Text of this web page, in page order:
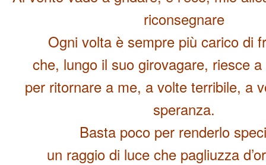
riconsegnare
Ogni volta è sempre più carico di
che, lungo il suo girovagare, riesce
per ritornare a me, a volte terribile, a
speranza.
Basta poco per renderlo
un raggio di luce che pagliuzza